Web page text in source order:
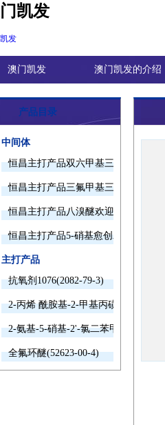
凯发
发
澳门凯发 澳门凯发的介绍
产品目录
中间体
恒昌主打产品双六甲基三胺欢迎询价
恒昌主打产品三氟甲基三甲基硅烷欢
恒昌主打产品八溴醚欢迎询价
恒昌主打产品5-硝基愈创木酚钠欢迎
主打产品
抗氧剂1076(2082-79-3)
2-丙烯 酰胺基-2-甲基丙磺酸(15214-
2-氨基-5-硝基-2'-氯二苯甲酮(2011-66-
全氟环醚(52623-00-4)